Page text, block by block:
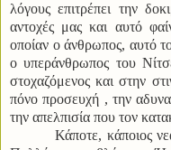
λόγους επιτρέπει την
αντοχές μας και αυτό
οποίαν ο άνθρωπος, αυτό
ο υπεράνθρωπος του
στοχαζόμενος και στην
πόνο προσευχή , την
την απελπισία που τον
Κάποτε, κάποιος